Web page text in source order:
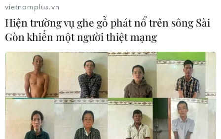
vietnamplus.vn
Hiện trường vụ ghe gỗ phát nổ trên sông Sài
Gòn khiến một người thiệt mạng